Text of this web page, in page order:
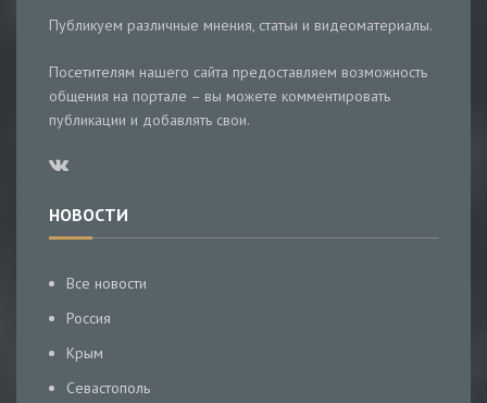
Публикуем различные мнения, статьи и видеоматериалы.
Посетителям нашего сайта предоставляем возможность
общения на портале – вы можете комментировать
публикации и добавлять свои.
НОВОСТИ
Все новости
Россия
Крым
Севастополь